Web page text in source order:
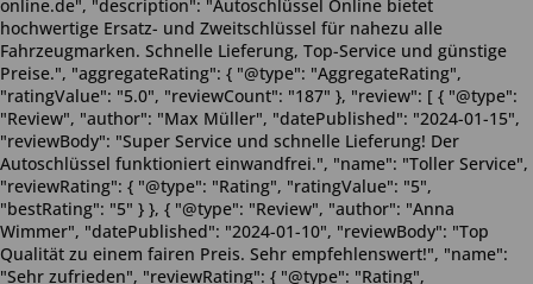
online.de", "description": "Autoschlüssel Online bietet
hochwertige Ersatz- und Zweitschlüssel für nahezu alle
Fahrzeugmarken. Schnelle Lieferung, Top-Service und günstige
Preise.", "aggregateRating": { "@type": "AggregateRating",
"ratingValue": "5.0", "reviewCount": "187" }, "review": [ { "@type":
"Review", "author": "Max Müller", "datePublished": "2024-01-15",
"reviewBody": "Super Service und schnelle Lieferung! Der
Autoschlüssel funktioniert einwandfrei.", "name": "Toller Service",
"reviewRating": { "@type": "Rating", "ratingValue": "5",
"bestRating": "5" } }, { "@type": "Review", "author": "Anna
Wimmer", "datePublished": "2024-01-10", "reviewBody": "Top
Qualität zu einem fairen Preis. Sehr empfehlenswert!", "name":
"Sehr zufrieden", "reviewRating": { "@type": "Rating",